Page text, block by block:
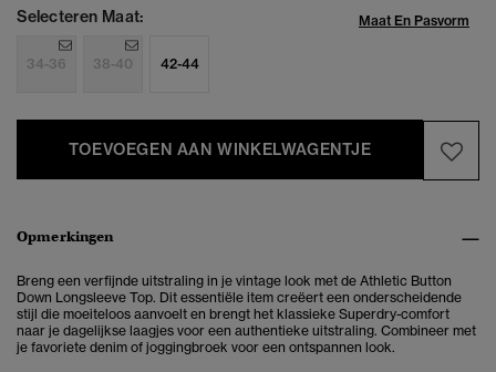
Selecteren Maat: Maat En Pasvorm
34-36 38-40 42-44
TOEVOEGEN AAN WINKELWAGENTJE
Opmerkingen
Breng een verfijnde uitstraling in je vintage look met de Athletic Button
Down Longsleeve Top. Dit essentiële item creëert een onderscheidende
stijl die moeiteloos aanvoelt en brengt het klassieke Superdry-comfort
naar je dagelijkse laagjes voor een authentieke uitstraling. Combineer met
je favoriete denim of joggingbroek voor een ontspannen look.